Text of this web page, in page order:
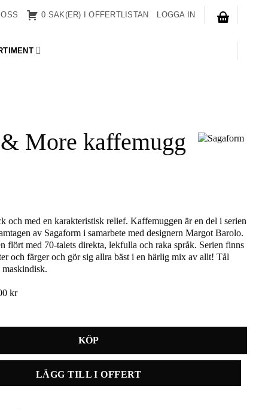
0 SAK(ER) I OFFERTLISTAN LOGGA IN
More kaffemugg
och med en karakteristisk relief. Kaffemuggen är en del i serien
av Sagaform i samarbete med designern Margot Barolo.
flört med 70-talets direkta, lekfulla och raka språk. Serien finns
och färger och gör sig allra bäst i en härlig mix av allt! Tål
kr
LÄGG TILL I OFFERT